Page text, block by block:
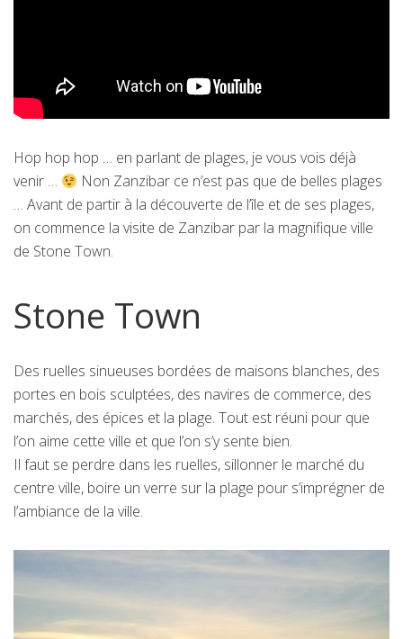
Hop hop hop … en parlant de plages, je vous vois déjà
venir …
Non Zanzibar ce n’est pas que de belles plages
… Avant de partir à la découverte de l’île et de ses plages,
on commence la visite de Zanzibar par la magnifique ville
de Stone Town.
Stone Town
Des ruelles sinueuses bordées de maisons blanches, des
portes en bois sculptées, des navires de commerce, des
marchés, des épices et la plage. Tout est réuni pour que
l’on aime cette ville et que l’on s’y sente bien.
Il faut se perdre dans les ruelles, sillonner le marché du
centre ville, boire un verre sur la plage pour s’imprégner de
l’ambiance de la ville.